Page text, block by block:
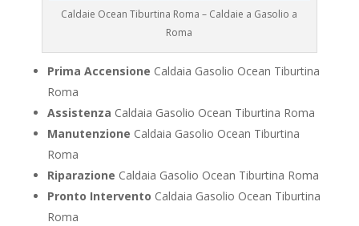
Caldaie Ocean Tiburtina Roma – Caldaie a Gasolio a
Roma
Prima Accensione Caldaia Gasolio Ocean Tiburtina
Roma
Assistenza Caldaia Gasolio Ocean Tiburtina Roma
Manutenzione Caldaia Gasolio Ocean Tiburtina
Roma
Riparazione Caldaia Gasolio Ocean Tiburtina Roma
Pronto Intervento Caldaia Gasolio Ocean Tiburtina
Roma